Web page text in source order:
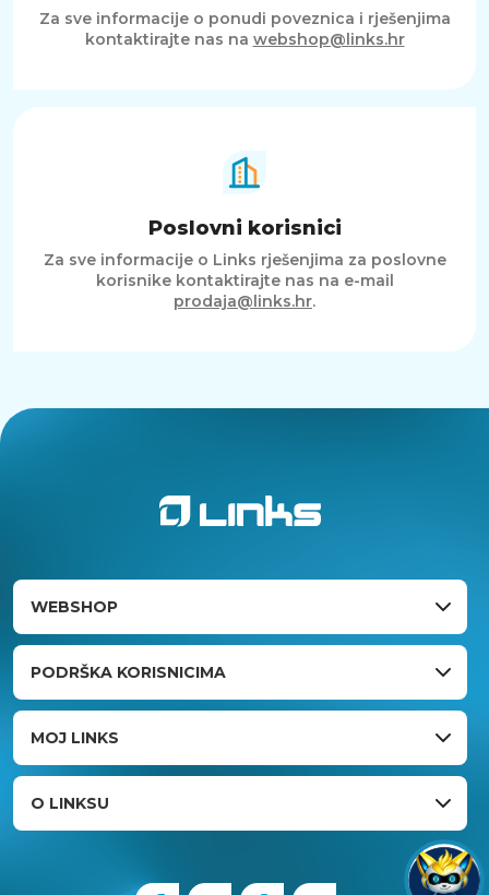
Za sve informacije o ponudi poveznica i rješenjima
kontaktirajte nas na webshop@links.hr
Poslovni korisnici
Za sve informacije o Links rješenjima za poslovne
korisnike kontaktirajte nas na e-mail
prodaja@links.hr.
WEBSHOP
PODRŠKA KORISNICIMA
MOJ LINKS
O LINKSU